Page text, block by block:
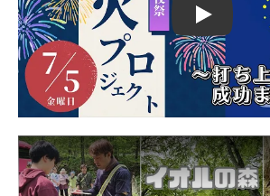
Play